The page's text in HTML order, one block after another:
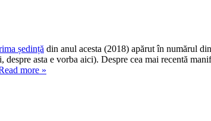
ședință din anul acesta (2018) apărut în numărul
asta e vorba aici). Despre cea mai recentă
more »